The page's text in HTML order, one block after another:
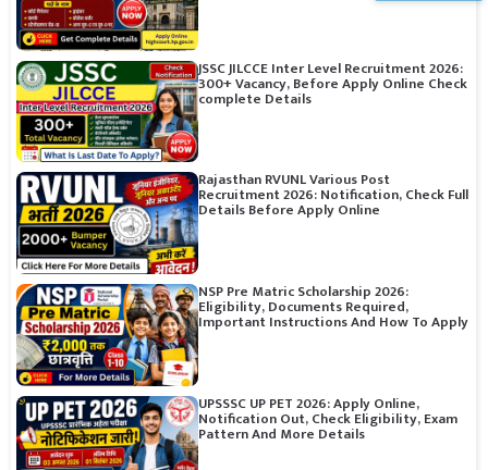
JSSC JILCCE Inter Level Recruitment 2026:
300+ Vacancy, Before Apply Online Check
complete Details
Rajasthan RVUNL Various Post
Recruitment 2026: Notification, Check Full
Details Before Apply Online
NSP Pre Matric Scholarship 2026:
Eligibility, Documents Required,
Important Instructions And How To Apply
UPSSSC UP PET 2026: Apply Online,
Notification Out, Check Eligibility, Exam
Pattern And More Details